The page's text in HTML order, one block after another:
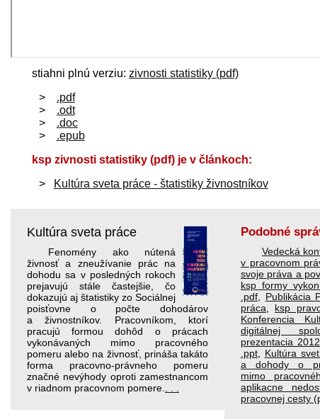
stiahni plnú verziu: zivnosti statistiky (pdf)
.pdf
.odt
.doc
.epub
ksp zivnosti statistiky (pdf) je v článkoch:
Kultúra sveta práce - štatistiky živnostníkov
Kultúra sveta práce
Fenomény ako nútená
živnosť a zneužívanie prác na
dohodu sa v posledných rokoch
prejavujú stále častejšie, čo
dokazujú aj štatistiky zo Sociálnej
poisťovne o počte dohodárov
a živnostníkov. Pracovníkom, ktorí
pracujú formou dohôd o prácach
vykonávaných mimo pracovného
pomeru alebo na živnosť, prináša takáto
forma pracovno-právneho pomeru
značné nevýhody oproti zamestnancom
v riadnom pracovnom pomere.
Podobné
Vedecká
v pracovnom
svoje práva a
ksp formy
.pdf, Publikácia
práca
ksp
Konferencia
digitálnej
prezentacia
.ppt, Kultúra
a dohody o
mimo
aplikacne
pracovnej cesty